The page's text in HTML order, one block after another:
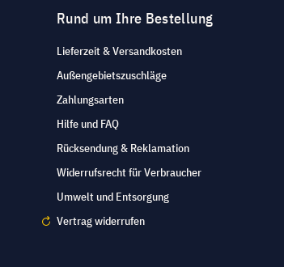
Rund um Ihre Bestellung
Lieferzeit & Versandkosten
Außengebietszuschläge
Zahlungsarten
Hilfe und FAQ
Rücksendung & Reklamation
Widerrufsrecht für Verbraucher
Umwelt und Entsorgung
Vertrag widerrufen